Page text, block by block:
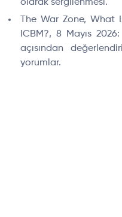
olarak sergilenmesi.
The War Zone, What
ICBM?, 8 Mayıs
açısından
yorumlar.